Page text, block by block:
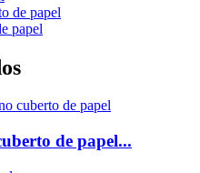
de papel
papel
de papel...